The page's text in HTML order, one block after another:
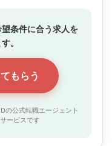
条件に合う求人を
。
もらう
の公式転職エージェント
ービスです